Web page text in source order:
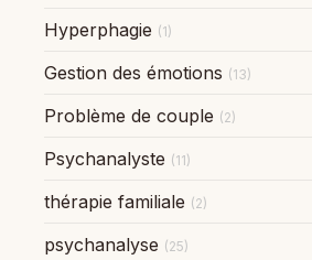
Hyperphagie (1)
Gestion des émotions (13)
Problème de couple (2)
Psychanalyste (11)
thérapie familiale (2)
psychanalyse (25)